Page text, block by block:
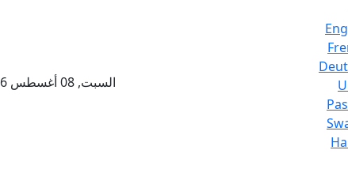
السبت, 08 أغسطس 2026 – 25 صفر 1448 هـ